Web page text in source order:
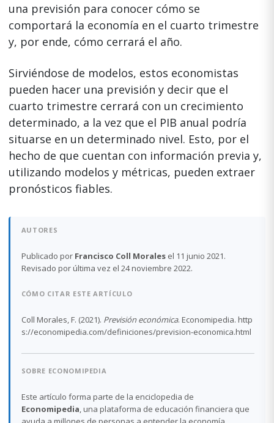
una previsión para conocer cómo se
comportará la economía en el cuarto trimestre
y, por ende, cómo cerrará el año.
Sirviéndose de modelos, estos economistas
pueden hacer una previsión y decir que el
cuarto trimestre cerrará con un crecimiento
determinado, a la vez que el PIB anual podría
situarse en un determinado nivel. Esto, por el
hecho de que cuentan con información previa y,
utilizando modelos y métricas, pueden extraer
pronósticos fiables.
AUTORES
Publicado por Francisco Coll Moralesel 11 junio 2021.
Revisado por última vez el 24 noviembre 2022.
CÓMO CITAR ESTE ARTÍCULO
Coll Morales, F. (2021). Previsión económica. Economipedia. http
s://economipedia.com/definiciones/prevision-economica.html
SOBRE ECONOMIPEDIA
Este artículo forma parte de la enciclopedia de
Economipedia, una plataforma de educación financiera que